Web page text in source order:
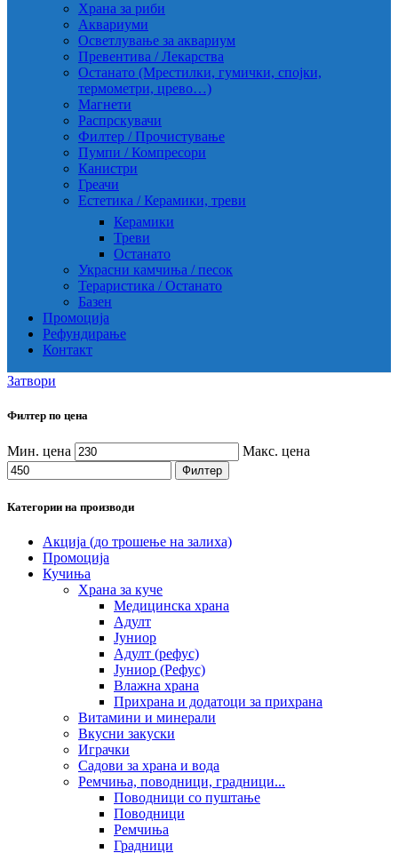
Храна за риби
Аквариуми
Осветлување за аквариум
Превентива / Лекарства
Останато (Мрестилки, гумички, спојки,
термометри, црево…)
Магнети
Распрскувачи
Филтер / Прочистување
Пумпи / Компресори
Канистри
Греачи
Естетика / Керамики, треви
Керамики
Треви
Останато
Украсни камчиња / песок
Тераристика / Останато
Базен
Промоција
Рефундирање
Контакт
Затвори
Филтер по цена
Мин. цена Макс. цена
Филтер
Категории на производи
Акција (до трошење на залиха)
Промоција
Кучиња
Храна за куче
Медицинска храна
Адулт
Јуниор
Адулт (рефус)
Јуниор (Рефус)
Влажна храна
Прихрана и додатоци за прихрана
Витамини и минерали
Вкусни закуски
Играчки
Садови за храна и вода
Ремчиња, поводници, градници...
Поводници со пуштање
Поводници
Ремчиња
Градници